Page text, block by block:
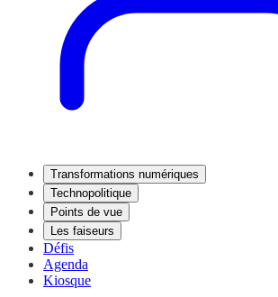
Transformations numériques
Technopolitique
Points de vue
Les faiseurs
Défis
Agenda
Kiosque